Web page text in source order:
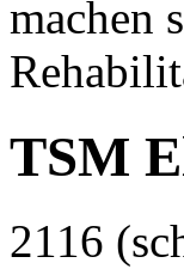
machen
TSM
2116